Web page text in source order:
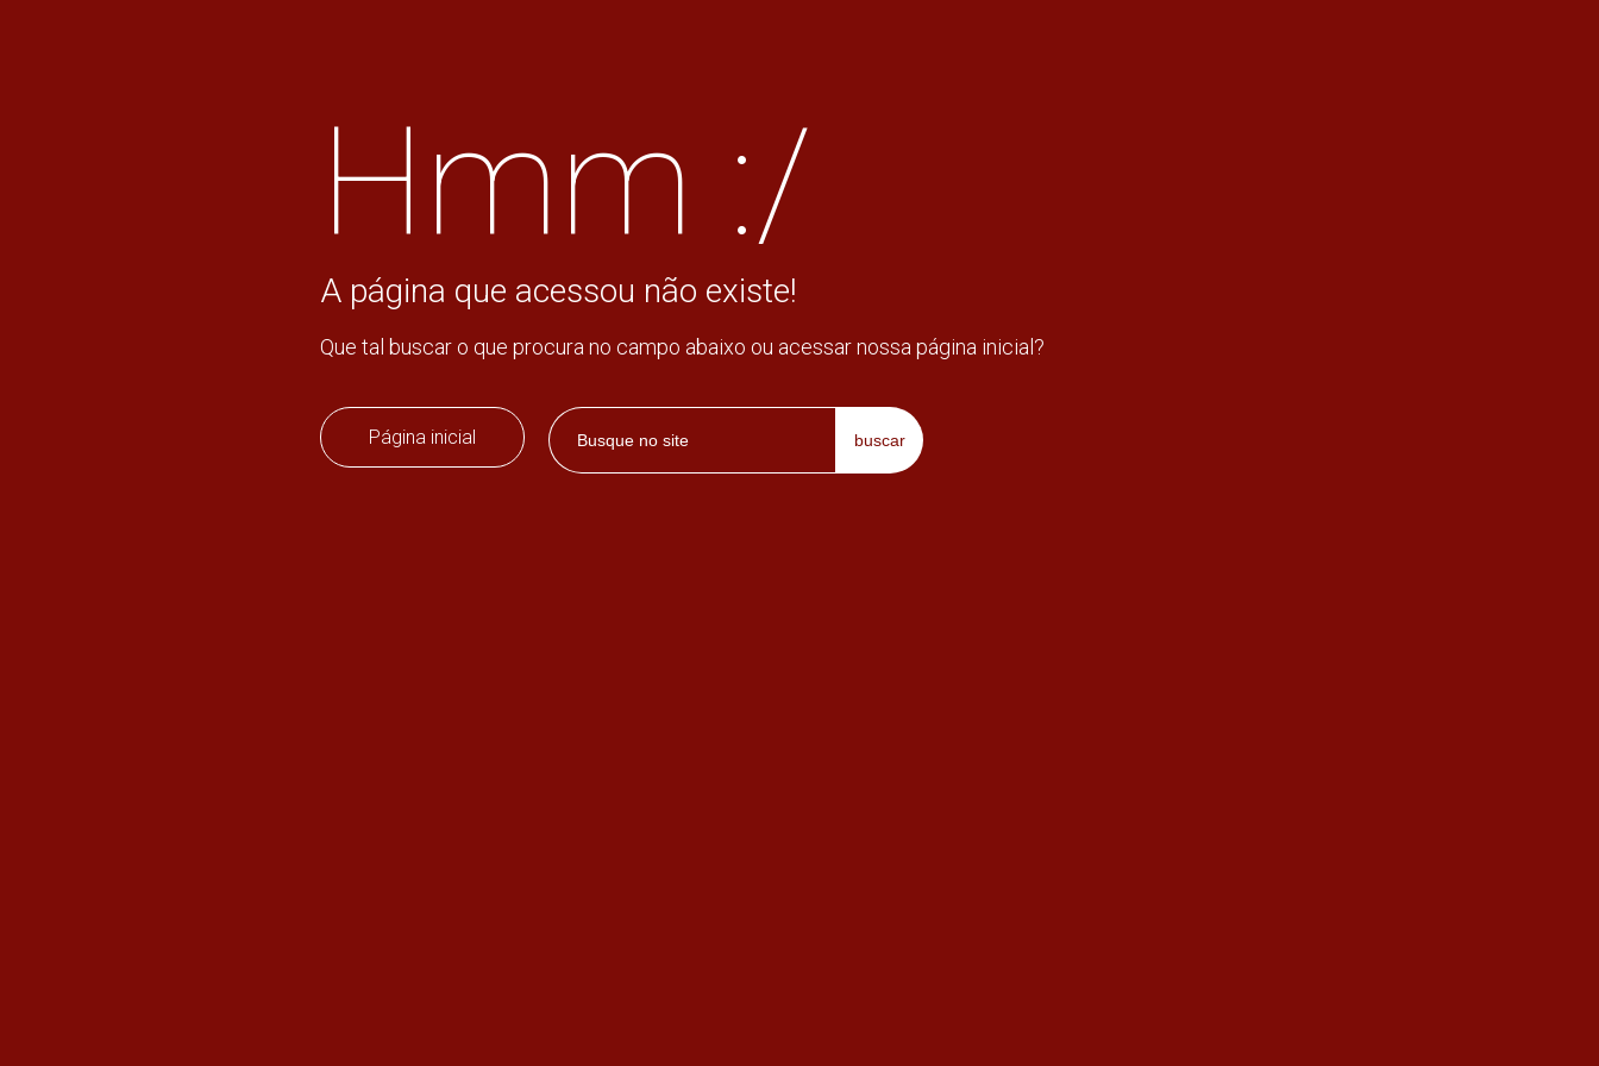
Hmm :/
A página que acessou não existe!
Que tal buscar o que procura no campo abaixo ou acessar nossa página inicial?
Página inicial